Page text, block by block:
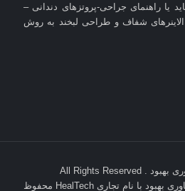
یا راهنمای جراحی-پروتزهای دندانی –
شفاف و طراحی لبخند به روش
تمامی حقوق برای شرکت فناوری بهبود با نام تجاری HealTech محفوظ